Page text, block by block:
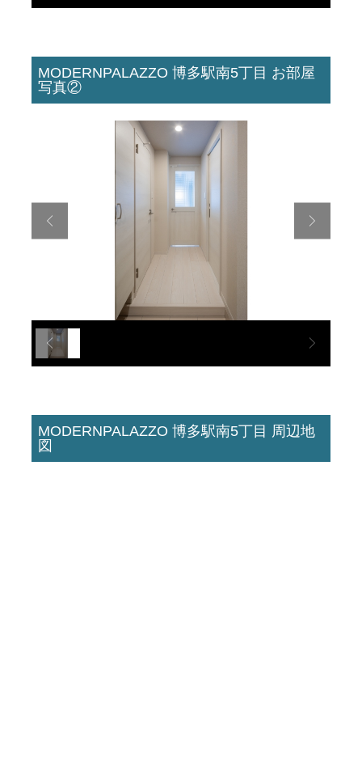
MODERNPALAZZO 博多駅南5丁目 お部屋
写真②
MODERNPALAZZO 博多駅南5丁目 周辺地
図